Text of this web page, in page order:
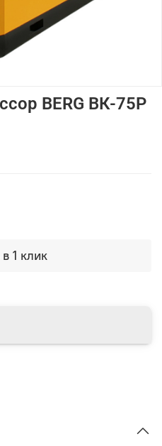
BERG ВК-75Р
1 клик